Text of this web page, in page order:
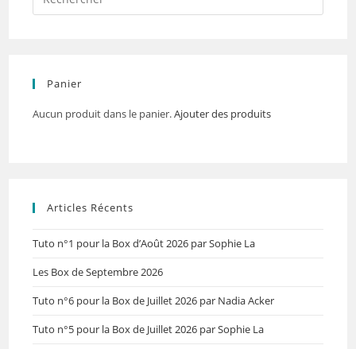
Panier
Aucun produit dans le panier.Ajouter des produits
Articles Récents
Tuto n°1 pour la Box d’Août 2026 par Sophie La
Les Box de Septembre 2026
Tuto n°6 pour la Box de Juillet 2026 par Nadia Acker
Tuto n°5 pour la Box de Juillet 2026 par Sophie La